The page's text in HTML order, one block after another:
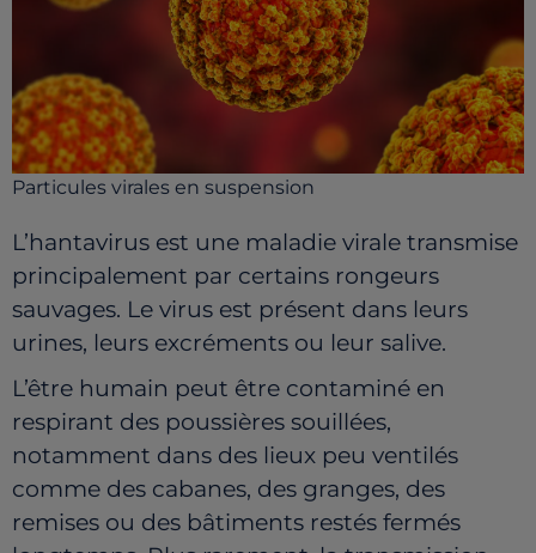
Particules virales en suspension
L’hantavirus est une maladie virale transmise
principalement par certains rongeurs
sauvages. Le virus est présent dans leurs
urines, leurs excréments ou leur salive.
L’être humain peut être contaminé en
respirant des poussières souillées,
notamment dans des lieux peu ventilés
comme des cabanes, des granges, des
remises ou des bâtiments restés fermés